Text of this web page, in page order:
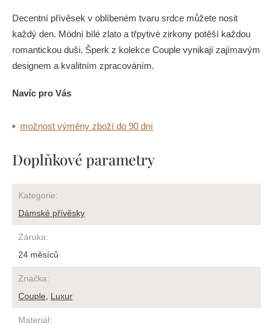
Decentní přívěsek v oblíbeném tvaru srdce můžete nosit
každý den. Módní bílé zlato a třpytivé zirkony potěší každou
romantickou duši. Šperk z kolekce Couple vynikají zajímavým
designem a kvalitním zpracováním.
Navíc pro Vás
možnost výměny zboží do 90 dní
Doplňkové parametry
Kategorie:
Dámské přívěsky
Záruka:
24 měsíců
Značka:
Couple
Luxur
Materiál: